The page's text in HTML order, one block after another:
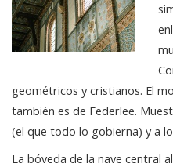
geométricos y cristianos. El
también es de Federlee.
(el que todo lo gobierna) y a
La bóveda de la nave central